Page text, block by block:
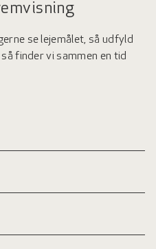
se lejemålet, så udfyld
finder vi sammen en tid